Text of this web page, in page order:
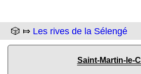
🎲 ⤇ Les rives de la Sélengé
Saint-Martin-le-